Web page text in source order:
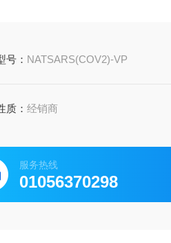
号： NATSARS(COV2)-VP
质：经销商
服务热线
01056370298